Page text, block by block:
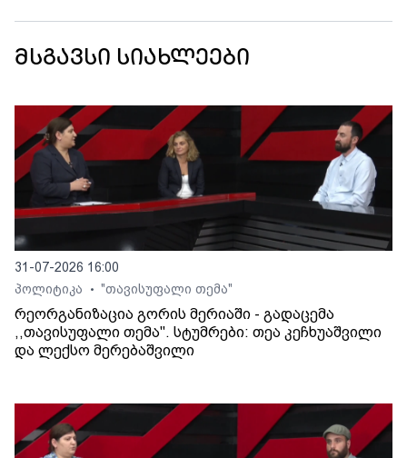
მსგავსი სიახლეები
31-07-2026 16:00
პოლიტიკა
• "თავისუფალი თემა"
რეორგანიზაცია გორის მერიაში - გადაცემა
,,თავისუფალი თემა". სტუმრები: თეა კეჩხუაშვილი
და ლექსო მერებაშვილი